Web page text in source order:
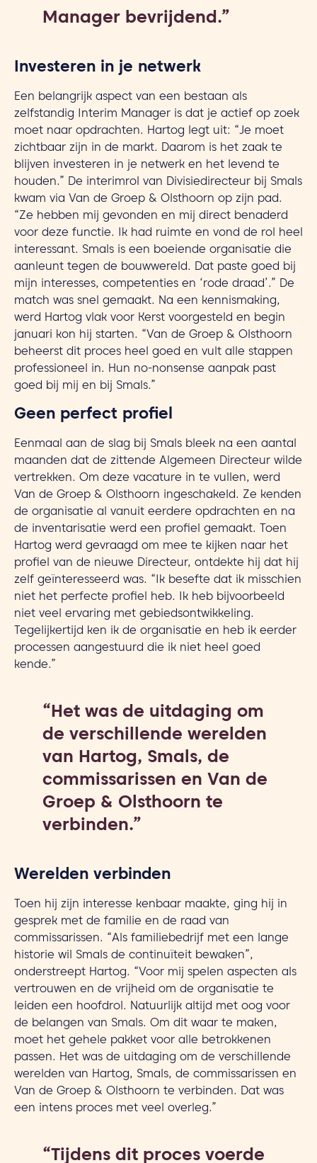
Manager bevrijdend.”
Investeren in je netwerk
Een belangrijk aspect van een bestaan als
zelfstandig Interim Manager is dat je actief op zoek
moet naar opdrachten. Hartog legt uit: “Je moet
zichtbaar zijn in de markt. Daarom is het zaak te
blijven investeren in je netwerk en het levend te
houden.” De interimrol van Divisiedirecteur bij Smals
kwam via Van de Groep & Olsthoorn op zijn pad.
“Ze hebben mij gevonden en mij direct benaderd
voor deze functie. Ik had ruimte en vond de rol heel
interessant. Smals is een boeiende organisatie die
aanleunt tegen de bouwwereld. Dat paste goed bij
mijn interesses, competenties en ‘rode draad’.” De
match was snel gemaakt. Na een kennismaking,
werd Hartog vlak voor Kerst voorgesteld en begin
januari kon hij starten. “Van de Groep & Olsthoorn
beheerst dit proces heel goed en vult alle stappen
professioneel in. Hun no-nonsense aanpak past
goed bij mij en bij Smals.”
Geen perfect profiel
Eenmaal aan de slag bij Smals bleek na een aantal
maanden dat de zittende Algemeen Directeur wilde
vertrekken. Om deze vacature in te vullen, werd
Van de Groep & Olsthoorn ingeschakeld. Ze kenden
de organisatie al vanuit eerdere opdrachten en na
de inventarisatie werd een profiel gemaakt. Toen
Hartog werd gevraagd om mee te kijken naar het
profiel van de nieuwe Directeur, ontdekte hij dat hij
zelf geïnteresseerd was. “Ik besefte dat ik misschien
niet het perfecte profiel heb. Ik heb bijvoorbeeld
niet veel ervaring met gebiedsontwikkeling.
Tegelijkertijd ken ik de organisatie en heb ik eerder
processen aangestuurd die ik niet heel goed
kende.”
“Het was de uitdaging om
de verschillende werelden
van Hartog, Smals, de
commissarissen en Van de
Groep & Olsthoorn te
verbinden.”
Werelden verbinden
Toen hij zijn interesse kenbaar maakte, ging hij in
gesprek met de familie en de raad van
commissarissen. “Als familiebedrijf met een lange
historie wil Smals de continuïteit bewaken”,
onderstreept Hartog. “Voor mij spelen aspecten als
vertrouwen en de vrijheid om de organisatie te
leiden een hoofdrol. Natuurlijk altijd met oog voor
de belangen van Smals. Om dit waar te maken,
moet het gehele pakket voor alle betrokkenen
passen. Het was de uitdaging om de verschillende
werelden van Hartog, Smals, de commissarissen en
Van de Groep & Olsthoorn te verbinden. Dat was
een intens proces met veel overleg.”
“Tijdens dit proces voerde